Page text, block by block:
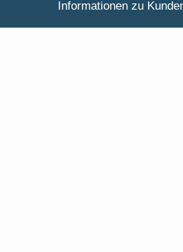
Informationen zu